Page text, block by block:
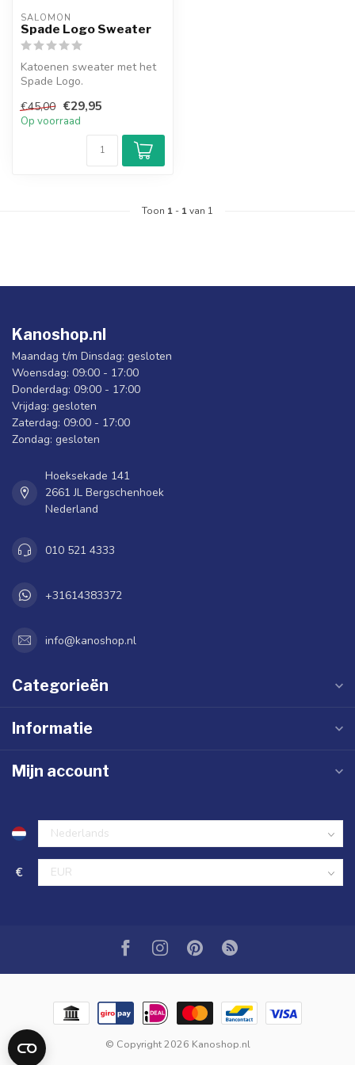
SALOMON
Spade Logo Sweater
Katoenen sweater met het
Spade Logo.
€45,00 €29,95
Op voorraad
Toon 1 - 1van 1
Kanoshop.nl
Maandag t/m Dinsdag: gesloten
Woensdag: 09:00 - 17:00
Donderdag: 09:00 - 17:00
Vrijdag: gesloten
Zaterdag: 09:00 - 17:00
Zondag: gesloten
Hoeksekade 141
2661 JL Bergschenhoek
Nederland
010 521 4333
+31614383372
info@kanoshop.nl
Categorieën
Informatie
Mijn account
€
© Copyright 2026 Kanoshop.nl